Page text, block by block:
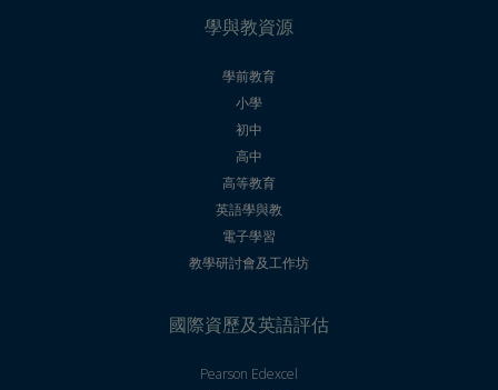
學與教資源
學前教育
小學
初中
高中
高等教育
英語學與教
電子學習
教學研討會及工作坊
國際資歷及英語評估
Pearson Edexcel